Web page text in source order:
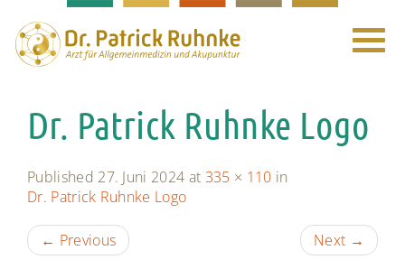
Toggle
Dr. Patrick Ruhnke Logo
Published 27. Juni 2024 at 335 × 110 in
Dr. Patrick Ruhnke Logo
← Previous Next →